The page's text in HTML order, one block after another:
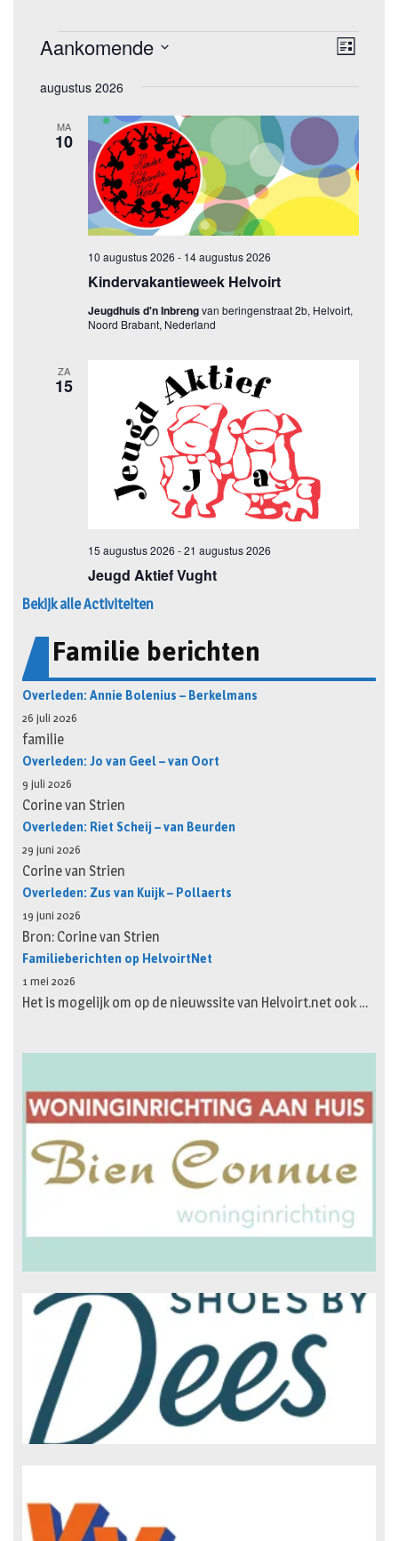
Bekijk alle Activiteiten
Familie berichten
Overleden: Annie Bolenius – Berkelmans
26 juli 2026
familie
Overleden: Jo van Geel – van Oort
9 juli 2026
Corine van Strien
Overleden: Riet Scheij – van Beurden
29 juni 2026
Corine van Strien
Overleden: Zus van Kuijk – Pollaerts
19 juni 2026
Bron: Corine van Strien
Familieberichten op HelvoirtNet
1 mei 2026
Het is mogelijk om op de nieuwssite van Helvoirt.net ook …